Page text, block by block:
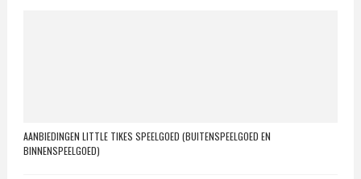
AANBIEDINGEN LITTLE TIKES SPEELGOED (BUITENSPEELGOED EN
BINNENSPEELGOED)